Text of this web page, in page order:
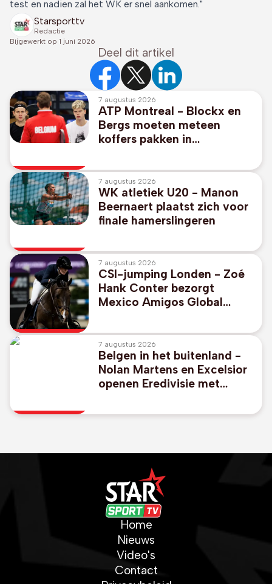
test en nadien zal het WK er snel aankomen."
Starsporttv
Redactie
Bijgewerkt op 1 juni 2026
Deel dit artikel
7 augustus 2026
ATP Montreal - Blockx en
Bergs moeten meteen
koffers pakken in
7 augustus 2026
WK atletiek U20 - Manon
Beernaert plaatst zich voor
finale hamerslingeren
7 augustus 2026
CSI-jumping Londen - Zoé
Hank Conter bezorgt
Mexico Amigos Global
overwinning in Londen
7 augustus 2026
Belgen in het buitenland -
Nolan Martens en Excelsior
openen Eredivisie met
promovendus Cambuur
Home
Nieuws
Video's
Contact